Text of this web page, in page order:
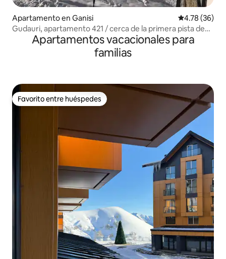
Apartamento en Ganisi Calificación
4.78 (36)
Gudauri, apartamento 421 / cerca de la primera pista de
Apartamentos vacacionales para
familias
Favorito entre huéspedes
Favorito entre huéspedes